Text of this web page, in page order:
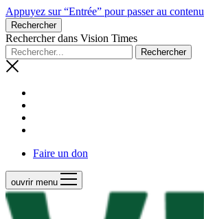
Appuyez sur “Entrée” pour passer au contenu
Rechercher
Rechercher dans Vision Times
Faire un don
ouvrir menu